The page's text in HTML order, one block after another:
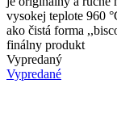
vysokej teplote 960
ako čistá forma
finálny produkt
Vypredaný
Vypredané